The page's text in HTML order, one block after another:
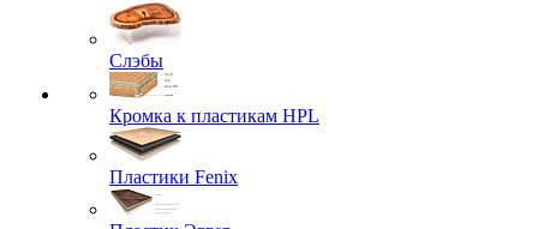
Слэбы
Кромка к пластикам HPL
Пластики Fenix